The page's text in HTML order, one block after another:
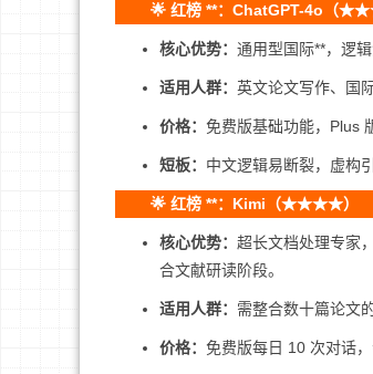
🌟 红榜 **：ChatGPT-4o（
核心优势： 通用型国际**，逻
适用人群： 英文论文写作、国
价格： 免费版基础功能，Plus
短板： 中文逻辑易断裂，虚构
🌟 红榜 **：Kimi（★★★★）
核心优势： 超长文档处理专家
合文献研读阶段。
适用人群： 需整合数十篇论文
价格： 免费版每日 10 次对话